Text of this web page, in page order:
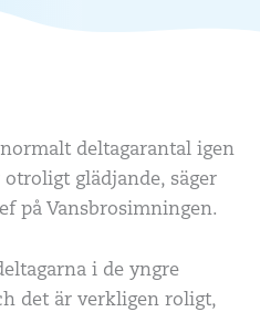
deltagarantal igen
glädjande, säger
på Vansbrosimningen.
i de yngre
det är verkligen roligt,